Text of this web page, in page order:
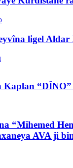
ligel Aldar
Kaplan
“Mihemed
AVA ji